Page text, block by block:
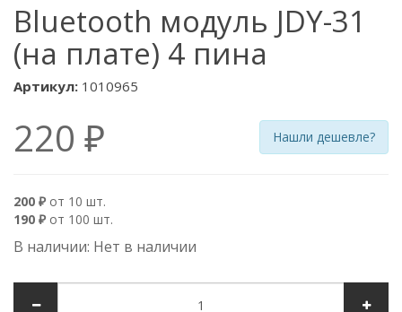
Bluetooth модуль JDY-31
(на плате) 4 пина
Артикул: 1010965
220 ₽ Нашли дешевле?
200 ₽ от 10 шт.
190 ₽ от 100 шт.
В наличии: Нет в наличии